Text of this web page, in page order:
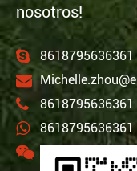
nosotros!
8618795636361
8618795636361
8618795636361